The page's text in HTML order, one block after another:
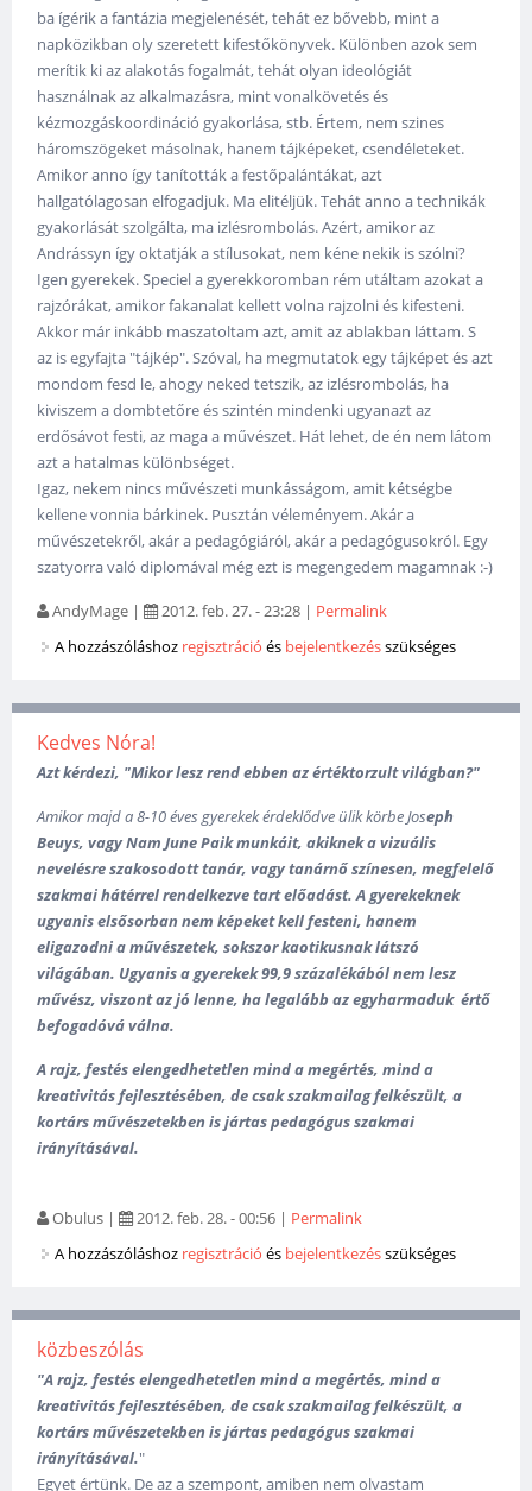
ba ígérik a fantázia megjelenését, tehát ez bővebb, mint a
napközikban oly szeretett kifestőkönyvek. Különben azok sem
merítik ki az alakotás fogalmát, tehát olyan ideológiát
használnak az alkalmazásra, mint vonalkövetés és
kézmozgáskoordináció gyakorlása, stb. Értem, nem szines
háromszögeket másolnak, hanem tájképeket, csendéleteket.
Amikor anno így tanították a festőpalántákat, azt
hallgatólagosan elfogadjuk. Ma elitéljük. Tehát anno a technikák
gyakorlását szolgálta, ma izlésrombolás. Azért, amikor az
Andrássyn így oktatják a stílusokat, nem kéne nekik is szólni?
Igen gyerekek. Speciel a gyerekkoromban rém utáltam azokat a
rajzórákat, amikor fakanalat kellett volna rajzolni és kifesteni.
Akkor már inkább maszatoltam azt, amit az ablakban láttam. S
az is egyfajta "tájkép". Szóval, ha megmutatok egy tájképet és azt
mondom fesd le, ahogy neked tetszik, az izlésrombolás, ha
kiviszem a dombtetőre és szintén mindenki ugyanazt az
erdősávot festi, az maga a művészet. Hát lehet, de én nem látom
azt a hatalmas különbséget.
Igaz, nekem nincs művészeti munkásságom, amit kétségbe
kellene vonnia bárkinek. Pusztán véleményem. Akár a
művészetekről, akár a pedagógiáról, akár a pedagógusokról. Egy
szatyorra való diplomával még ezt is megengedem magamnak :-)
AndyMage | 2012. feb. 27. - 23:28 | Permalink
A hozzászóláshoz regisztráció és bejelentkezésszükséges
Kedves Nóra!
Azt kérdezi, "Mikor lesz rend ebben az értéktorzult világban?"
Amikor majd a 8-10 éves gyerekek érdeklődve ülik körbeJoseph
Beuys, vagy Nam June Paik munkáit, akiknek a vizuális
nevelésre szakosodott tanár, vagy tanárnő színesen, megfelelő
szakmai hátérrel rendelkezve tart előadást. A gyerekeknek
ugyanis elsősorban nem képeket kell festeni, hanem
eligazodni a művészetek, sokszor kaotikusnak látszó
világában. Ugyanis a gyerekek 99,9 százalékából nem lesz
művész, viszont az jó lenne, ha legalább az egyharmaduk értő
befogadóvá válna.
A rajz, festés elengedhetetlen mind a megértés, mind a
kreativitás fejlesztésében, de csak szakmailag felkészült, a
kortárs művészetekben is jártas pedagógus szakmai
irányításával.
Obulus | 2012. feb. 28. - 00:56 | Permalink
A hozzászóláshoz regisztráció és bejelentkezésszükséges
közbeszólás
"A rajz, festés elengedhetetlen mind a megértés, mind a
kreativitás fejlesztésében, de csak szakmailag felkészült, a
kortárs művészetekben is jártas pedagógus szakmai
irányításával."
Egyet értünk. De az a szempont, amiben nem olvastam